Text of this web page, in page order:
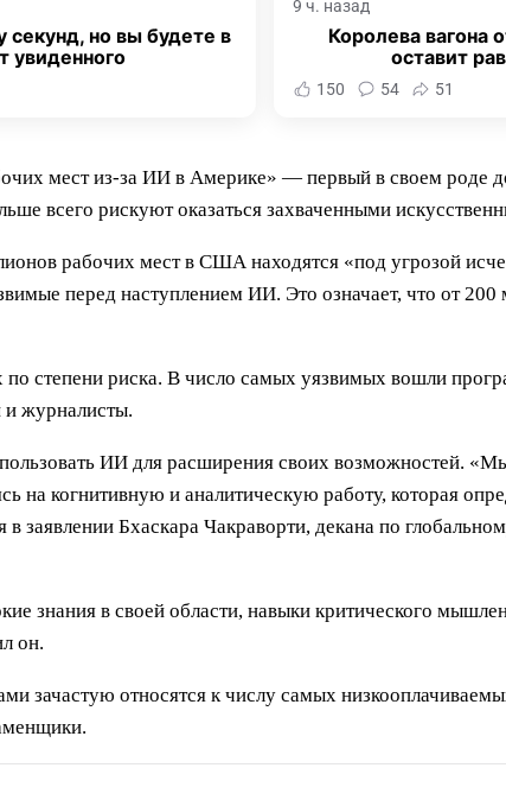
секунд, но вы будете в
увиденного
9 ч. назад
Королева вагона
оставит
150 54 51
мест из-за ИИ в Америке» — первый в своем роде
всего рискуют оказаться захваченными
рабочих мест в США находятся «под угрозой
перед наступлением ИИ. Это означает, что от
степени риска. В число самых уязвимых вошли
и журналисты.
ИИ для расширения своих возможностей.
на когнитивную и аналитическую работу, которая
Бхаскара Чакраворти, декана по
знания в своей области, навыки критического
он.
зачастую относятся к числу самых